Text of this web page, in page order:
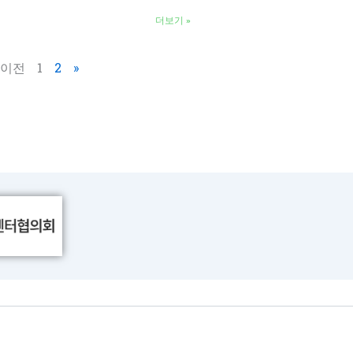
더보기 »
전 1 2 »